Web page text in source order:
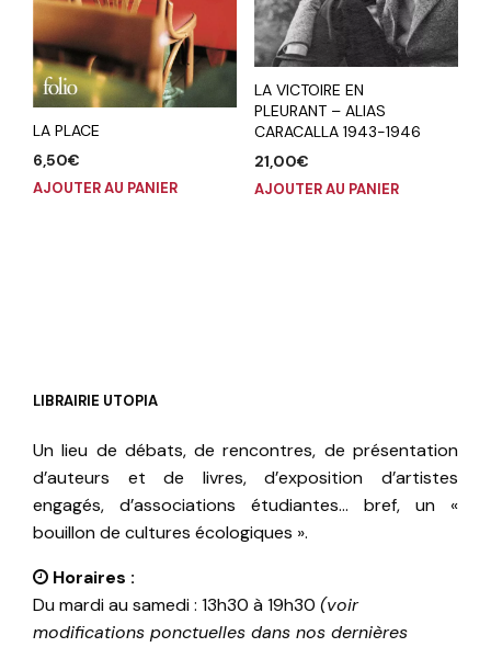
LA PLACE
6,50€
AJOUTER AU PANIER
LA VICTOIRE EN
PLEURANT – ALIAS
CARACALLA 1943-1946
21,00€
AJOUTER AU PANIER
LIBRAIRIE UTOPIA
Un lieu de débats, de rencontres, de présentation
d’auteurs et de livres, d’exposition d’artistes
engagés, d’associations étudiantes… bref, un «
bouillon de cultures écologiques ».
Horaires :
Du mardi au samedi : 13h30 à 19h30 (voir
modifications ponctuelles dans nos dernières